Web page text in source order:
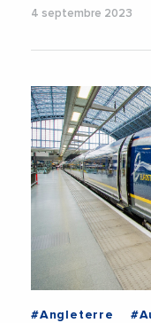
4 septembre 2023
#Angleterre